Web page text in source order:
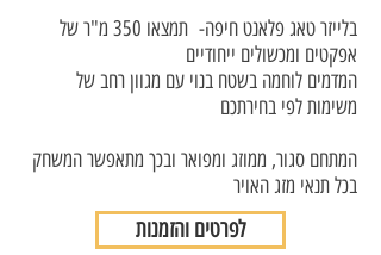
בלייזר טאג פלאנט חיפה- תמצאו 350 מ"ר של
אפקטים ומכשולים ייחודיים
המדמים לוחמה בשטח בנוי עם מגוון רחב של
משימות לפי בחירתכם
המתחם סגור, ממוזג ומפואר ובכך מתאפשר המשחק
בכל תנאי מזג האויר
לפרטים והזמנות